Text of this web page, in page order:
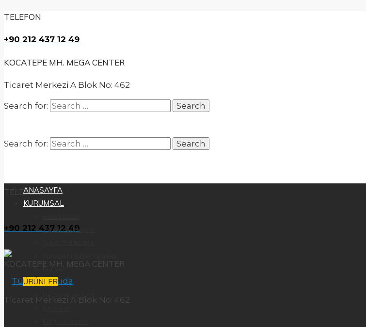
TELEFON
+90 212 437 12 49
KOCATEPE MH. MEGA CENTER
Ticaret Merkezi A Blok No: 462
Search for:
Search for:
TELEFON
+90 212 437 12 49
KOCATEPE MH. MEGA CENTER
Ticaret Merkezi A Blok No: 462
ANASAYFA
KURUMSAL
Vizyon & Misyon
Kariyer
ÜRÜNLER
Hırdavat ve Sarf